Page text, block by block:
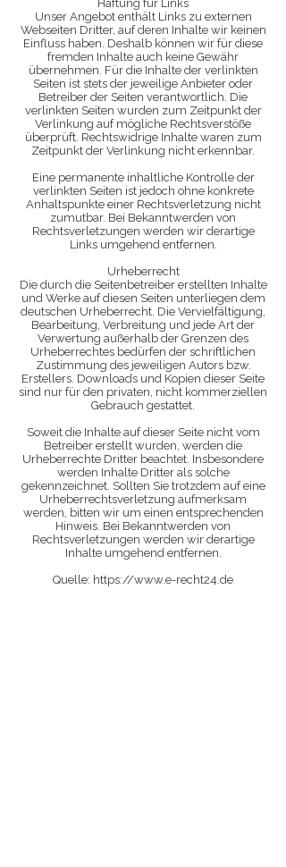
Haftung für Links
Unser Angebot enthält Links zu externen
Webseiten Dritter, auf deren Inhalte wir keinen
Einfluss haben. Deshalb können wir für diese
fremden Inhalte auch keine Gewähr
übernehmen. Für die Inhalte der verlinkten
Seiten ist stets der jeweilige Anbieter oder
Betreiber der Seiten verantwortlich. Die
verlinkten Seiten wurden zum Zeitpunkt der
Verlinkung auf mögliche Rechtsverstöße
überprüft. Rechtswidrige Inhalte waren zum
Zeitpunkt der Verlinkung nicht erkennbar.
Eine permanente inhaltliche Kontrolle der
verlinkten Seiten ist jedoch ohne konkrete
Anhaltspunkte einer Rechtsverletzung nicht
zumutbar. Bei Bekanntwerden von
Rechtsverletzungen werden wir derartige
Links umgehend entfernen.
Urheberrecht
Die durch die Seitenbetreiber erstellten Inhalte
und Werke auf diesen Seiten unterliegen dem
deutschen Urheberrecht. Die Vervielfältigung,
Bearbeitung, Verbreitung und jede Art der
Verwertung außerhalb der Grenzen des
Urheberrechtes bedürfen der schriftlichen
Zustimmung des jeweiligen Autors bzw.
Erstellers. Downloads und Kopien dieser Seite
sind nur für den privaten, nicht kommerziellen
Gebrauch gestattet.
Soweit die Inhalte auf dieser Seite nicht vom
Betreiber erstellt wurden, werden die
Urheberrechte Dritter beachtet. Insbesondere
werden Inhalte Dritter als solche
gekennzeichnet. Sollten Sie trotzdem auf eine
Urheberrechtsverletzung aufmerksam
werden, bitten wir um einen entsprechenden
Hinweis. Bei Bekanntwerden von
Rechtsverletzungen werden wir derartige
Inhalte umgehend entfernen.
Quelle: https://www.e-recht24.de